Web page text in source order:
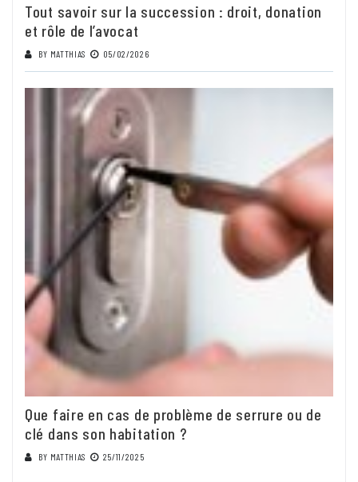
Tout savoir sur la succession : droit, donation
et rôle de l’avocat
BY MATTHIAS 05/02/2026
Que faire en cas de problème de serrure ou de
clé dans son habitation ?
BY MATTHIAS 25/11/2025